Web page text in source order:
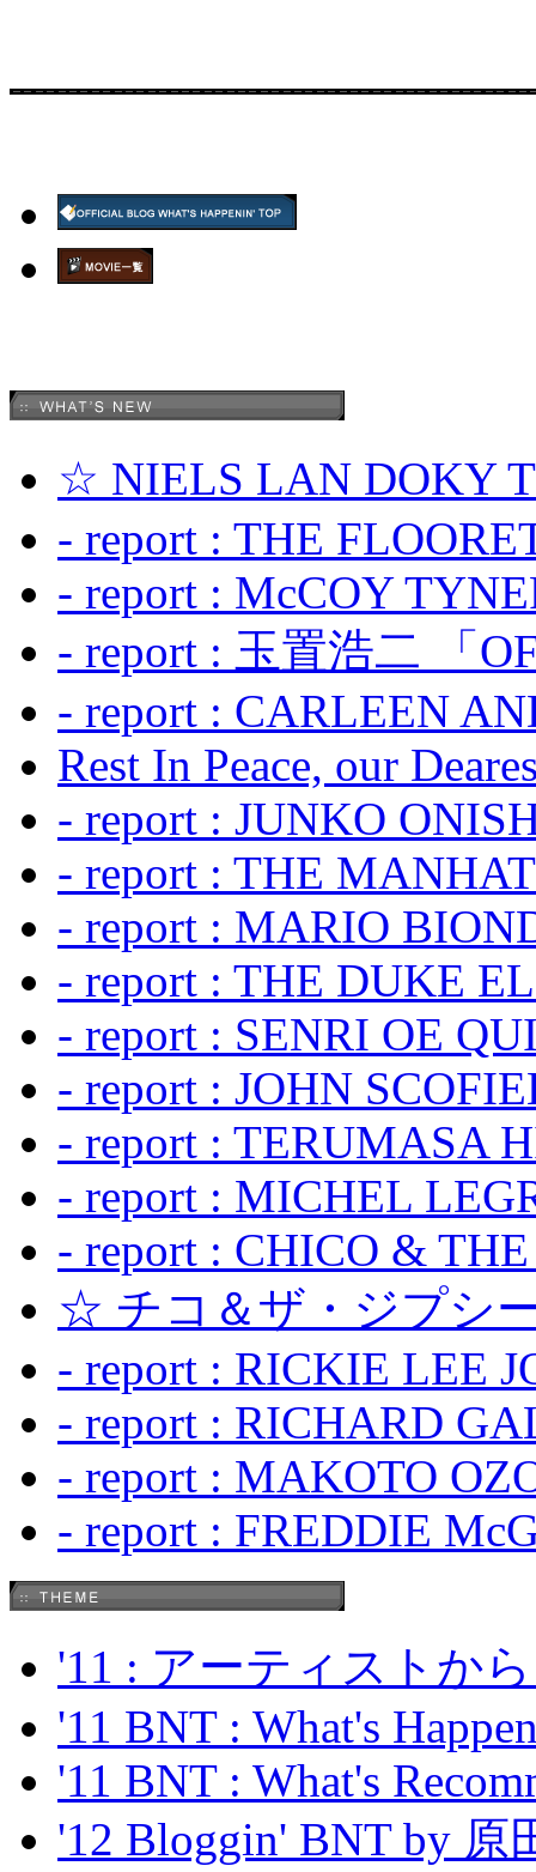
☆ NIELS LAN DOKY
- report : THE
- report : McCOY
- report : 玉置浩二 「
- report : CARLEEN
Rest In Peace, our
- report : JUNKO
- report : THE
- report : MARIO
- report : THE DUKE
- report : SENRI OE
- report : JOHN
- report : TERUMASA
- report : MICHEL
- report : CHICO &
☆ チコ＆ザ・ジプシ
- report : RICKIE LEE
- report : RICHARD
- report : MAKOTO
- report : FREDDIE
'11 : アーティストか
'11 BNT : What's
'11 BNT : What's
'12 Bloggin' BNT by 原